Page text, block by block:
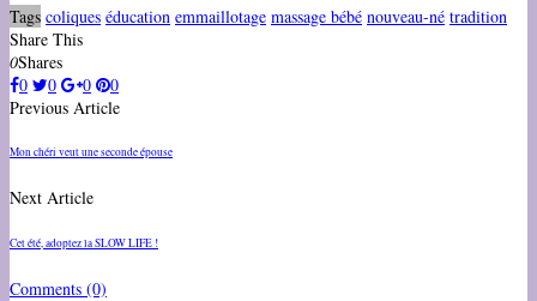
Tags coliques éducation emmaillotage massage bébé nouveau-né tradition
Share This
0Shares
0
0 0
0
Previous Article
Mon chéri veut une seconde épouse
Next Article
Cet été, adoptez la SLOW LIFE !
Comments (0)